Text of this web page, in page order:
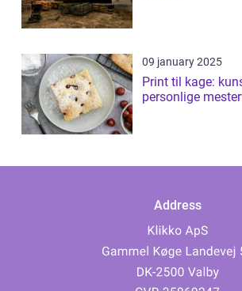
09 january 2025
Print til kage:
personlige
Address